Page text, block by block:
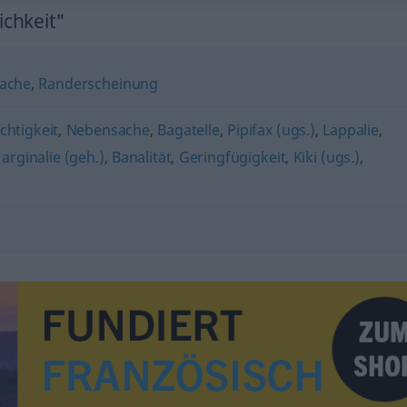
, Randerscheinung
, Nebensache, Bagatelle, Pipifax (ugs.), Lappalie,
(geh.), Banalität, Geringfügigkeit, Kiki (ugs.),